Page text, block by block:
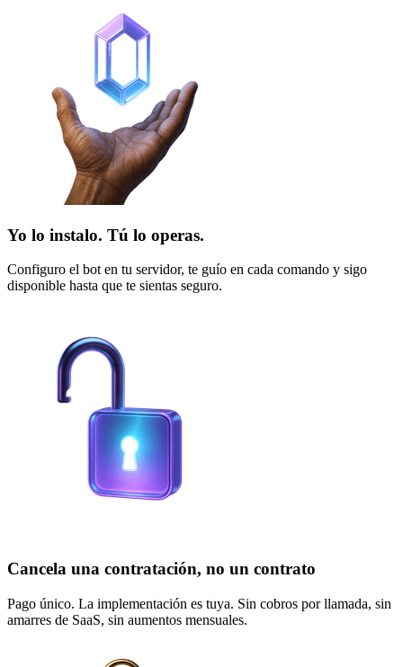
Yo lo instalo. Tú lo operas.
Configuro el bot en tu servidor, te guío en cada comando y sigo
disponible hasta que te sientas seguro.
Cancela una contratación, no un contrato
Pago único. La implementación es tuya. Sin cobros por llamada, sin
amarres de SaaS, sin aumentos mensuales.